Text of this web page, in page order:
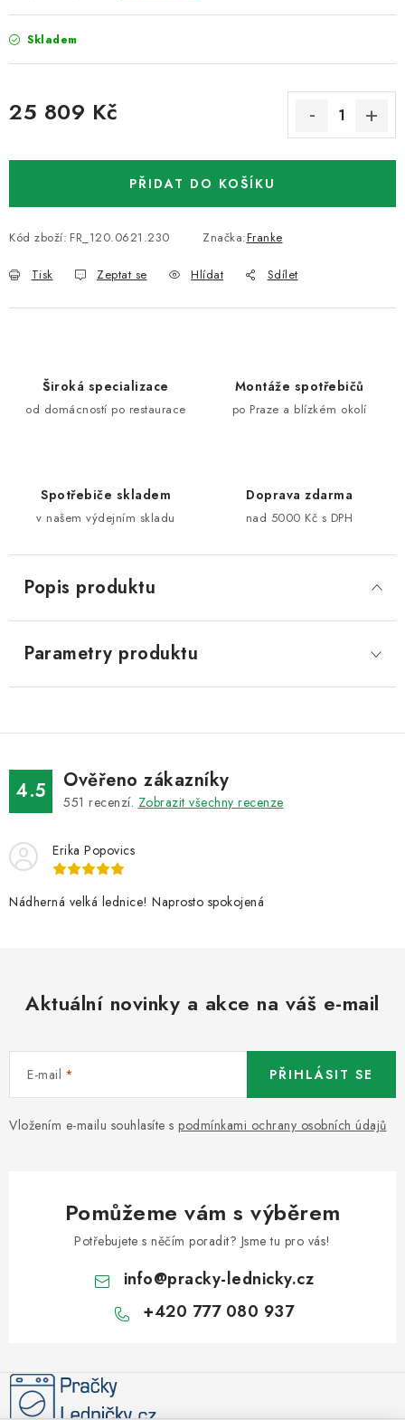
Skladem
25 809 Kč
PŘIDAT DO KOŠÍKU
Kód zboží: FR_120.0621.230 Značka:Franke
Tisk Zeptat se Hlídat Sdílet
Široká specializace
od domácností po restaurace
Montáže spotřebičů
po Praze a blízkém okolí
Spotřebiče skladem
v našem výdejním skladu
Doprava zdarma
nad 5000 Kč s DPH
Popis produktu
Parametry produktu
4.5 Ověřeno zákazníky
551 recenzí. Zobrazit všechny recenze
Erika Popovics
Nádherná velká lednice! Naprosto spokojená
Aktuální novinky a akce na váš e-mail
E-mail
Vložením e-mailu souhlasíte s podmínkami ochrany osobních údajů
PŘIHLÁSIT SE
Pomůžeme vám s výběrem
Potřebujete s něčím poradit? Jsme tu pro vás!
info@pracky-lednicky.cz
+420 777 080 937
á